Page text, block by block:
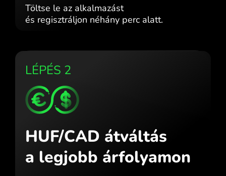
Töltse le az alkalmazást
és regisztráljon néhány perc alatt.
LÉPÉS 2
HUF/CAD átváltás
a legjobb árfolyamon